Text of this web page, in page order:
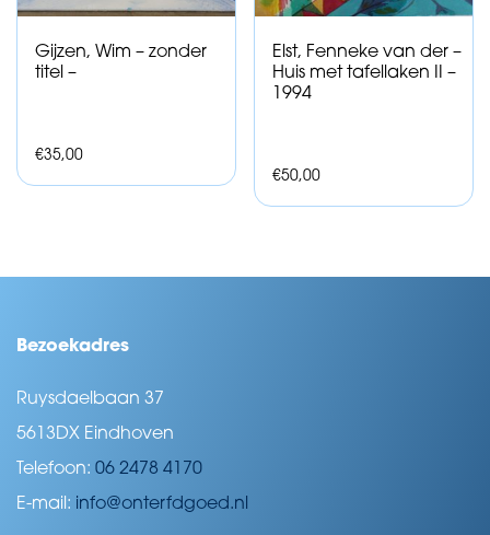
Gijzen, Wim – zonder
titel –
€35,00
Elst, Fenneke van der –
Huis met tafellaken II –
1994
€50,00
Bezoekadres
Ruysdaelbaan 37
5613DX Eindhoven
Telefoon: 06 2478 4170
E-mail: info@onterfdgoed.nl